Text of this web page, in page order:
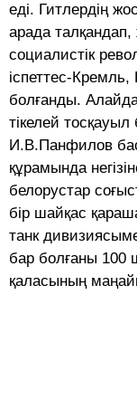
еді. Гитлердің
арада
социалистік
іспеттес-
болғанды.
тікелей
И.В.Панфилов
құрамында
белорустар
бір шайқас
танк
бар болғаны 100
қаласының